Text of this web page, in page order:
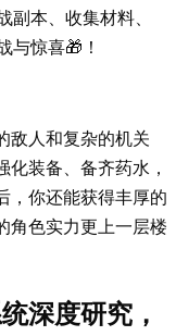
本、收集材料、
与惊喜🎁！
敌人和复杂的机关
装备、备齐药水，
，你还能获得丰厚的
角色实力更上一层楼